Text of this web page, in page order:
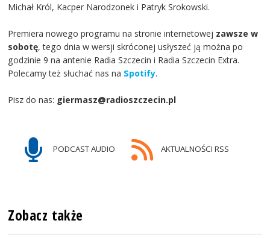
Michał Król, Kacper Narodzonek i Patryk Srokowski.
Premiera nowego programu na stronie internetowej zawsze w
sobotę, tego dnia w wersji skróconej usłyszeć ją można po
godzinie 9 na antenie Radia Szczecin i Radia Szczecin Extra.
Polecamy też słuchać nas na Spotify.
Pisz do nas: giermasz@radioszczecin.pl
PODCAST AUDIO AKTUALNOŚCI RSS
Zobacz także